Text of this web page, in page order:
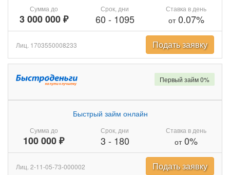
Сумма до
3 000 000 ₽
Срок, дни
60 - 1095
Ставка в день
от0.07%
Лиц. 1703550008233 Подать заявку
Сумма до
100 000 ₽
Быстрый займ онлайн
Срок, дни
3 - 180
Ставка в день
от0%
Первый займ 0%
Лиц. 2-11-05-73-000002 Подать заявку